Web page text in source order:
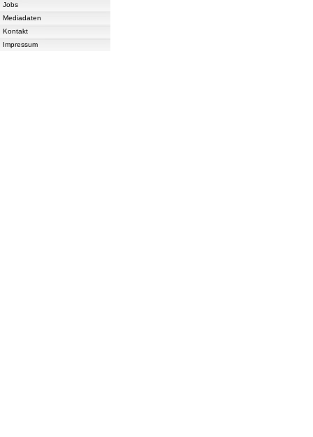
Jobs
Mediadaten
Kontakt
Impressum